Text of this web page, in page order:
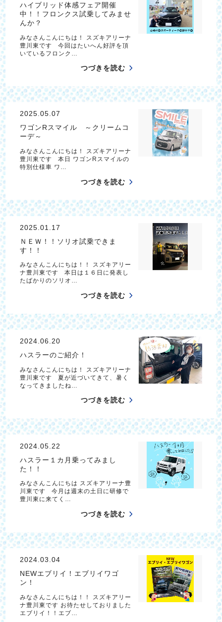
ハイブリッド体感フェア開催
中！！フロンクス試乗してみませ
んか？
みなさんこんにちは！ スズキアリーナ
豊川東です 今回はたいへん好評を頂
いているフロンク…
つづきを読む
2025.05.07
ワゴンRスマイル ～クリームコ
ーデ～
みなさんこんにちは！ スズキアリーナ
豊川東です 本日 ワゴンRスマイルの
特別仕様車 ワ…
つづきを読む
2025.01.17
ＮＥＷ！！ソリオ試乗できま
す！！
みなさんこんにちは！！ スズキアリー
ナ豊川東です 本日は１６日に発表し
たばかりのソリオ…
つづきを読む
2024.06.20
ハスラーのご紹介！
みなさんこんにちは！ スズキアリーナ
豊川東です 夏が近づいてきて、暑く
なってきましたね…
つづきを読む
2024.05.22
ハスラー１カ月乗ってみまし
た！！
みなさんこんにちは スズキアリーナ豊
川東です 今月は週末の土日に研修で
豊川東に来てく…
つづきを読む
2024.03.04
NEWエブリイ！エブリイワゴ
ン！
みなさんこんにちは！！ スズキアリー
ナ豊川東です お待たせしておりました
エブリイ！！エブ…